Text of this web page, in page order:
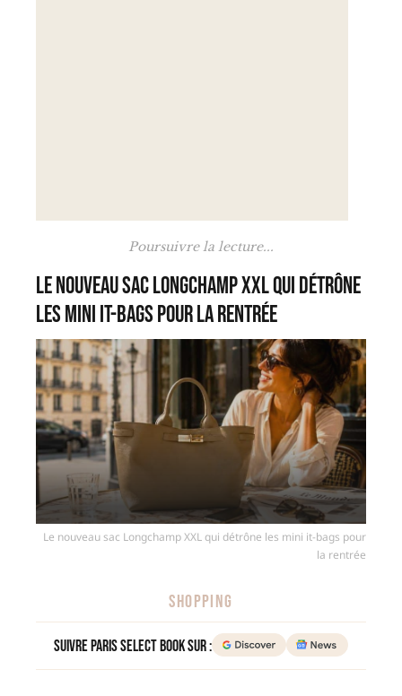
Poursuivre la lecture...
Le nouveau sac Longchamp XXL qui détrône
les mini it-bags pour la rentrée
Le nouveau sac Longchamp XXL qui détrône les mini it-bags pour
la rentrée
SHOPPING
Suivre Paris Select Book sur :